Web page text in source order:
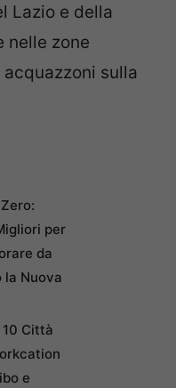
Lazio e della
nelle zone
sulla
per
da
la Nuova
Città
e